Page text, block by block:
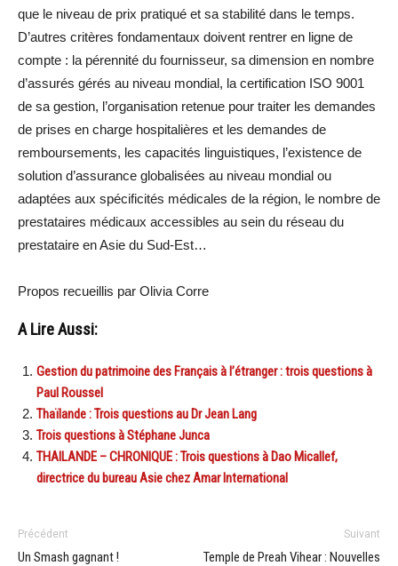
que le niveau de prix pratiqué et sa stabilité dans le temps.
D’autres critères fondamentaux doivent rentrer en ligne de
compte : la pérennité du fournisseur, sa dimension en nombre
d’assurés gérés au niveau mondial, la certification ISO 9001
de sa gestion, l’organisation retenue pour traiter les demandes
de prises en charge hospitalières et les demandes de
remboursements, les capacités linguistiques, l’existence de
solution d’assurance globalisées au niveau mondial ou
adaptées aux spécificités médicales de la région, le nombre de
prestataires médicaux accessibles au sein du réseau du
prestataire en Asie du Sud-Est…
Propos recueillis par Olivia Corre
A Lire Aussi:
Gestion du patrimoine des Français à l’étranger : trois questions à
Paul Roussel
Thaïlande : Trois questions au Dr Jean Lang
Trois questions à Stéphane Junca
THAILANDE – CHRONIQUE : Trois questions à Dao Micallef,
directrice du bureau Asie chez Amar International
Précédent
Un Smash gagnant !
Suivant
Temple de Preah Vihear : Nouvelles